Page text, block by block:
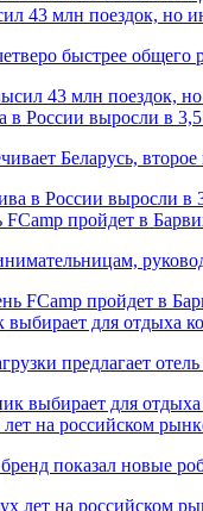
43 млн поездок, но
быстрее
России выросли в 3,5
Беларусь,
пройдет в
для отдыха
предлагает
на российском
показал новые